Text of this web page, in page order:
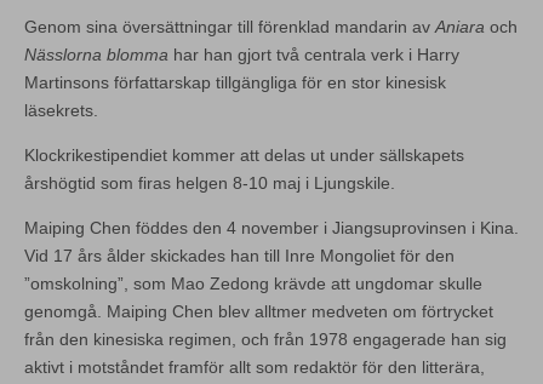
Genom sina översättningar till förenklad mandarin av Aniara och
Nässlorna blomma har han gjort två centrala verk i Harry
Martinsons författarskap tillgängliga för en stor kinesisk
läsekrets.
Klockrikestipendiet kommer att delas ut under sällskapets
årshögtid som firas helgen 8-10 maj i Ljungskile.
Maiping Chen föddes den 4 november i Jiangsuprovinsen i Kina.
Vid 17 års ålder skickades han till Inre Mongoliet för den
”omskolning”, som Mao Zedong krävde att ungdomar skulle
genomgå. Maiping Chen blev alltmer medveten om förtrycket
från den kinesiska regimen, och från 1978 engagerade han sig
aktivt i motståndet framför allt som redaktör för den litterära,